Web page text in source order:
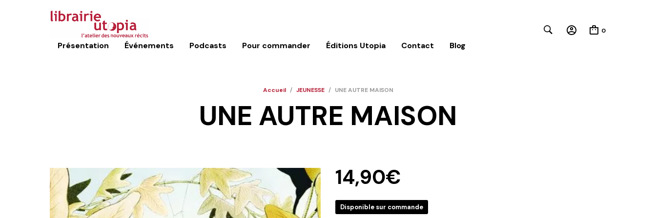
Présentation Événements Podcasts Pour commander Éditions Utopia Contact Blog
0
Accueil / JEUNESSE / UNE AUTRE MAISON
UNE AUTRE MAISON
14,90€
Disponible sur commande